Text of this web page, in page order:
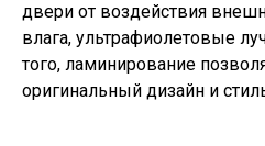
двери от воздействия
влага, ультрафиолетовые
того, ламинирование
оригинальный дизайн и